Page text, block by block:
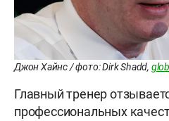
Джон Хайнс / фото: Dirk Shadd,
Главный тренер
профессиональных